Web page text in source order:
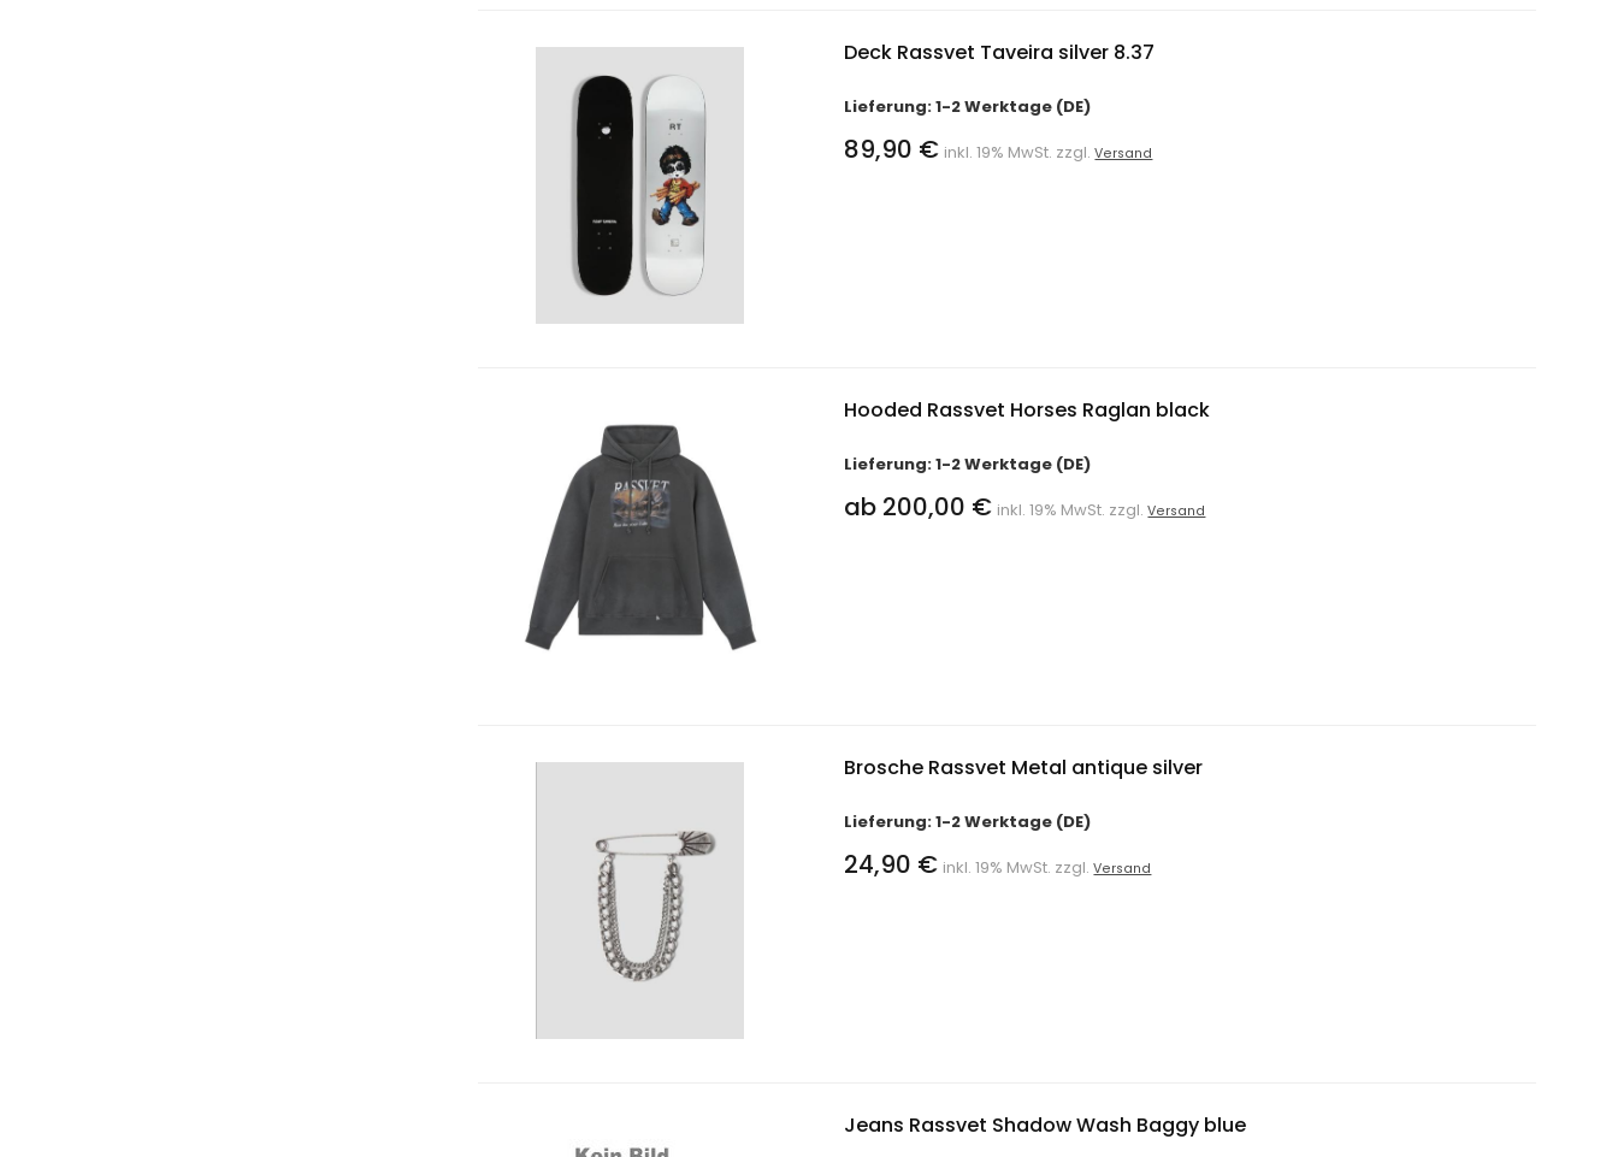
Deck Rassvet Taveira silver 8.37
Lieferung: 1-2 Werktage (DE)
89,90 € inkl. 19% MwSt. zzgl.Versand
Hooded Rassvet Horses Raglan black
Lieferung: 1-2 Werktage (DE)
ab 200,00 € inkl. 19% MwSt. zzgl.Versand
Brosche Rassvet Metal antique silver
Lieferung: 1-2 Werktage (DE)
24,90 € inkl. 19% MwSt. zzgl.Versand
Jeans Rassvet Shadow Wash Baggy blue